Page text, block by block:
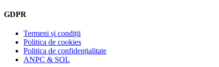
GDPR
Termeni și condiții
Politica de cookies
Politica de confidențialitate
ANPC & SOL